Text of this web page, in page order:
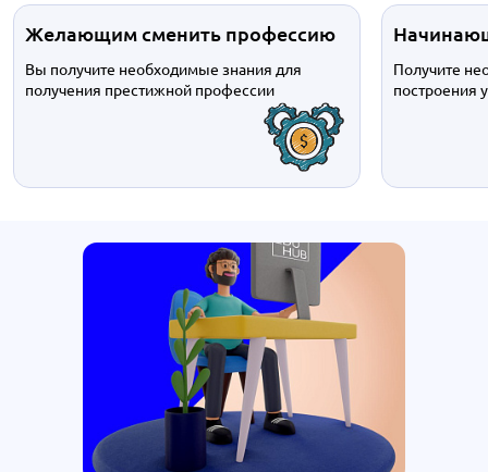
Желающим сменить профессию
Вы получите необходимые знания для
получения престижной профессии
Получите
построения